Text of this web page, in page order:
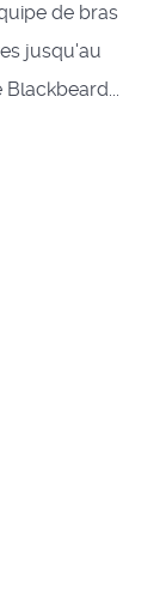
de bras
jusqu'au